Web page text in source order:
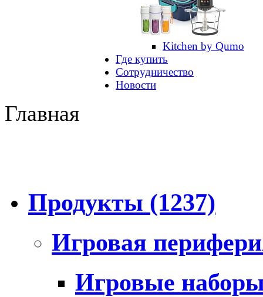
Kitchen by Qumo
Где купить
Сотрудничество
Новости
Главная
Продукты (1237)
Игровая
Игровые